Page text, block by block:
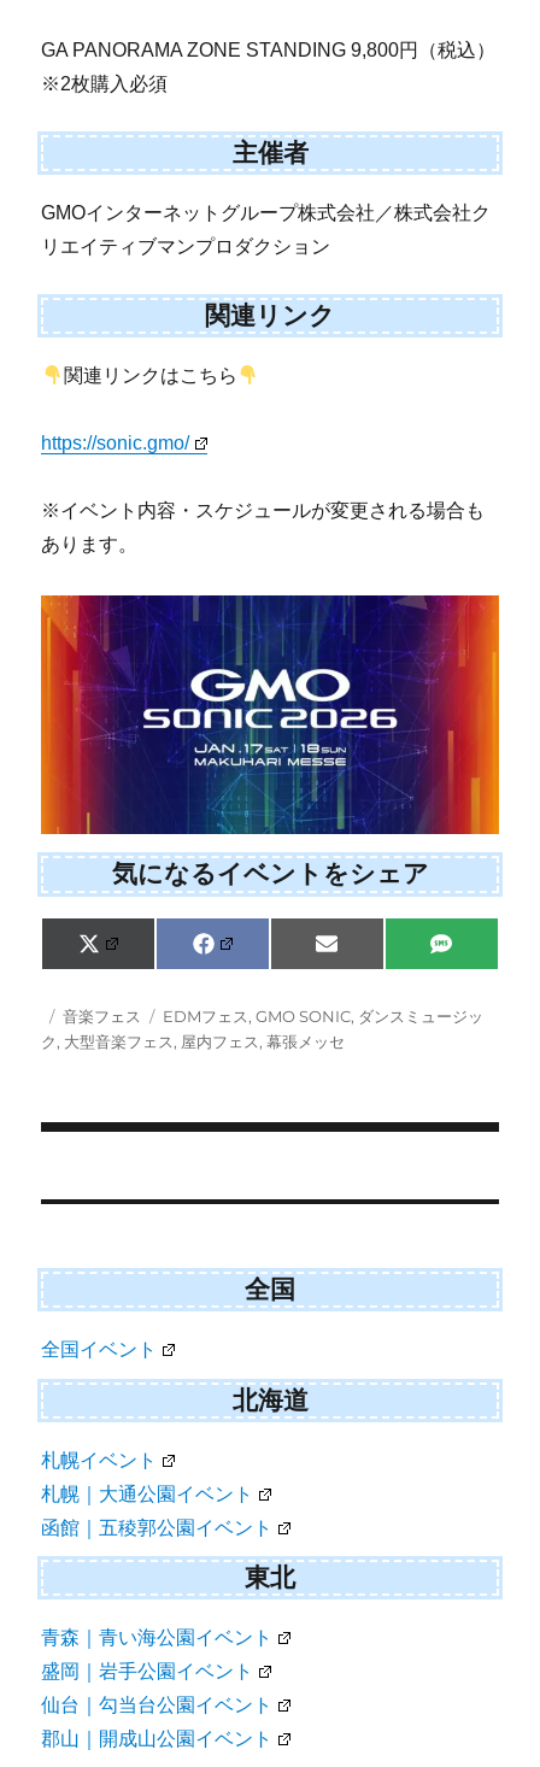
GA PANORAMA ZONE STANDING 9,800円（税込）
※2枚購入必須
主催者
GMOインターネットグループ株式会社／株式会社ク
リエイティブマンプロダクション
関連リンク
関連リンクはこちら
https://sonic.gmo/
※イベント内容・スケジュールが変更される場合も
あります。
気になるイベントをシェア
Share
on
X
(
w
t
)
Share
on
F
a
e
o
Share
on
E
m
i
Share
on
S
M
投
稿
カ
テ
音楽フェス
タ
グ
EDMフェス,GMO SONIC, ダンスミュージッ
ク, 大型音楽フェス, 屋内フェス,幕張メッセ
稿
ビ
ー
シ
ョ
ン
全国
全国イベント
北海道
札幌イベント
札幌｜大通公園イベント
函館｜五稜郭公園イベント
東北
青森｜青い海公園イベント
盛岡｜岩手公園イベント
仙台｜勾当台公園イベント
郡山｜開成山公園イベント